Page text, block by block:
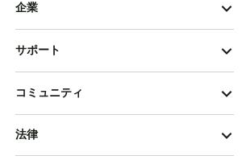
企業
サポート
コミュニティ
法律